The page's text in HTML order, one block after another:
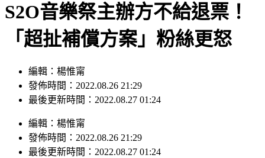
S2O音樂祭主辦方不給退票！
「超扯補償方案」粉絲更怒
編輯：楊惟甯
發佈時間：2022.08.26 21:29
最後更新時間：2022.08.27 01:24
編輯 ： 楊惟甯
發佈時間： 2022.08.26 21:29
最後更新時間： 2022.08.27 01:24